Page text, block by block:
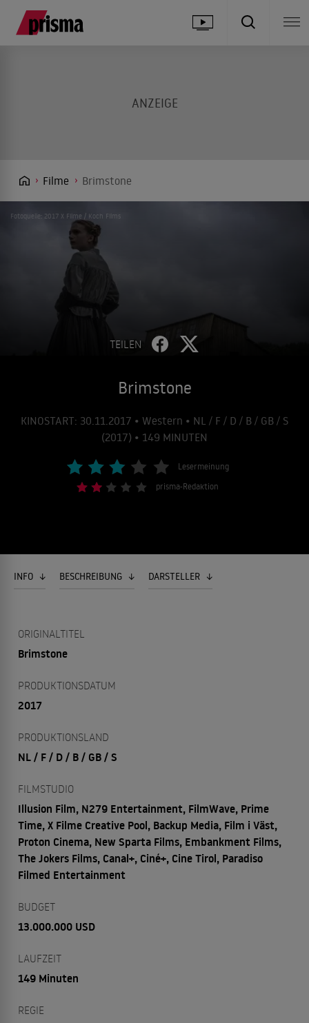
Filme Brimstone
Fotoquelle: 2017 X Filme / Koch Films
TEILEN
Brimstone
KINOSTART: 30.11.2017 • Western • NL / F / D / B / GB / S
(2017) • 149 MINUTEN
Lesermeinung
prisma-Redaktion
INFO BESCHREIBUNG DARSTELLER
ORIGINALTITEL
Brimstone
PRODUKTIONSDATUM
2017
PRODUKTIONSLAND
NL / F / D / B / GB / S
FILMSTUDIO
Illusion Film, N279 Entertainment, FilmWave, Prime
Time, X Filme Creative Pool, Backup Media, Film i Väst,
Proton Cinema, New Sparta Films, Embankment Films,
The Jokers Films, Canal+, Ciné+, Cine Tirol, Paradiso
Filmed Entertainment
BUDGET
13.000.000 USD
LAUFZEIT
149 Minuten
REGIE